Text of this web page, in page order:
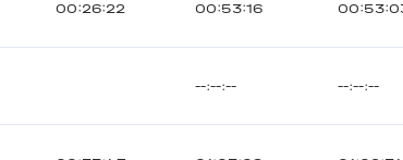
00:26:22 00:53:16
--:--:-- --:--:--